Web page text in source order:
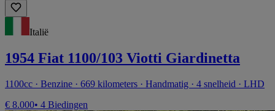
Italië
1954 Fiat 1100/103 Viotti Giardinetta
1100cc · Benzine · 669 kilometers · Handmatig · 4 snelheid · LHD
€ 8.000• 4 Biedingen